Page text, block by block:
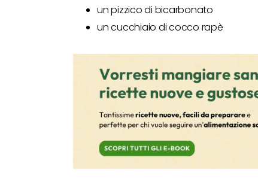
un pizzico di bicarbonato
un cucchiaio di cocco rapè